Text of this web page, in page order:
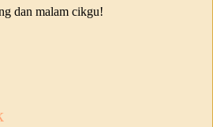
dan malam cikgu!